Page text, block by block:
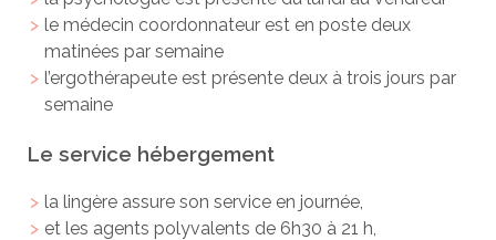
le médecin coordonnateur est en poste deux
matinées par semaine
l’ergothérapeute est présente deux à trois jours par
semaine
Le service hébergement
la lingère assure son service en journée,
et les agents polyvalents de 6h30 à 21 h,